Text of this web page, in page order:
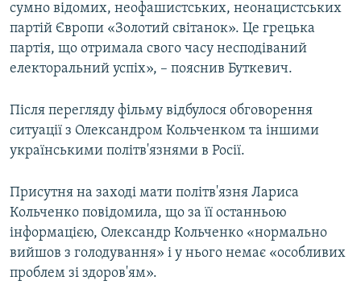
сумно відомих, неофашистських, неонацистських
партій Європи «Золотий світанок». Це грецька
партія, що отримала свого часу несподіваний
електоральний успіх», – пояснив Буткевич.
Після перегляду фільму відбулося обговорення
ситуації з Олександром Кольченком та іншими
українськими політв'язнями в Росії.
Присутня на заході мати політв'язня Лариса
Кольченко повідомила, що за її останньою
інформацією, Олександр Кольченко «нормально
вийшов з голодування» і у нього немає «особливих
проблем зі здоров'ям».